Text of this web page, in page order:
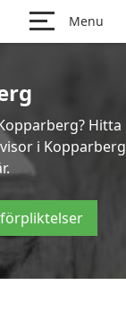
Menu
Hitta
i Kopparberg